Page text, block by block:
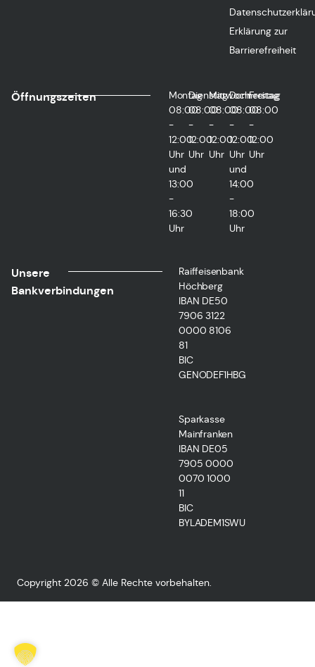
Erklärung zur
Barrierefreiheit
Öffnungszeiten
Montag
08:00
-
12:00
Uhr
und
13:00
-
16:30
Uhr
Dienstag
08:00
-
12:00
Uhr
Mittwoch
08:00
-
12:00
Uhr
Donnerstag
08:00
-
12:00
Uhr
und
14:00
-
18:00
Uhr
Freitag
08:00
-
12:00
Uhr
Unsere
Bankverbindungen
Raiffeisenbank
Höchberg
IBAN DE50
7906 3122
0000 8106
81
BIC
GENODEF1HBG
Sparkasse
Mainfranken
IBAN DE05
7905 0000
0070 1000
11
BIC
BYLADEM1SWU
Copyright 2026 © Alle Rechte vorbehalten.